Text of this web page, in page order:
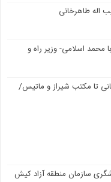
اله طاهرخانی
محمد اسلامی- وزیر راه و
تا مکتب شیراز و ماتیس/
سازمان منطقه آزاد کیش